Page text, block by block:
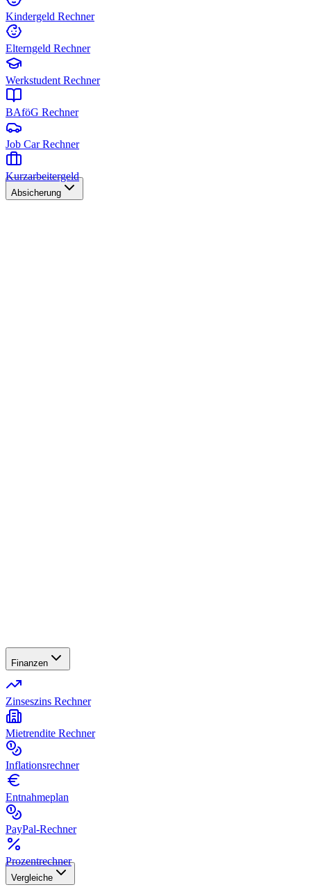
Kindergeld Rechner
Elterngeld Rechner
Werkstudent Rechner
BAföG Rechner
Job Car Rechner
Kurzarbeitergeld
Absicherung
Finanzen
Zinseszins Rechner
Mietrendite Rechner
Inflationsrechner
Entnahmeplan
PayPal-Rechner
Prozentrechner
Vergleiche